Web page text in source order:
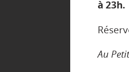
à 23h.
Au